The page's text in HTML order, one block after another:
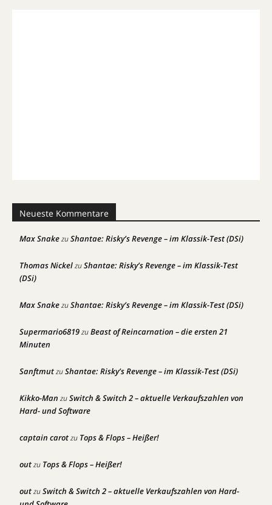
Neueste Kommentare
Max SnakezuShantae: Risky’s Revenge – im Klassik-Test (DSi)
Thomas NickelzuShantae: Risky’s Revenge – im Klassik-Test
(DSi)
Max SnakezuShantae: Risky’s Revenge – im Klassik-Test (DSi)
Supermario6819zuBeast of Reincarnation – die ersten 21
Minuten
SanftmutzuShantae: Risky’s Revenge – im Klassik-Test (DSi)
Kikko-Man zuSwitch & Switch 2 – aktuelle Verkaufszahlen von
Hard- und Software
captain carotzu Tops & Flops – Heißer!
outzu Tops & Flops – Heißer!
outzuSwitch & Switch 2 – aktuelle Verkaufszahlen von Hard-